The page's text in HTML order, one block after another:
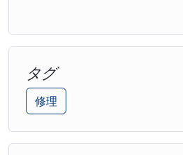
3
タグ
修理